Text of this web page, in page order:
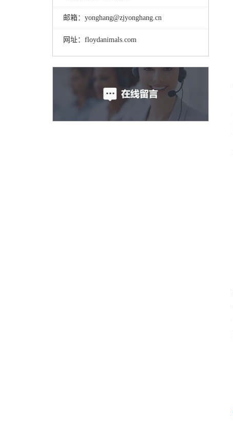
邮箱：yonghang@zjyonghang.cn
网址：floydanimals.com